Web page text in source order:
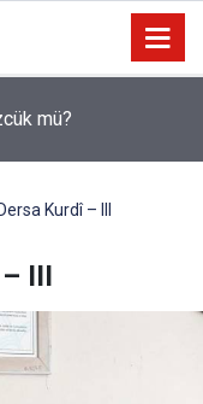
Piçûk
Kurdî – III
III